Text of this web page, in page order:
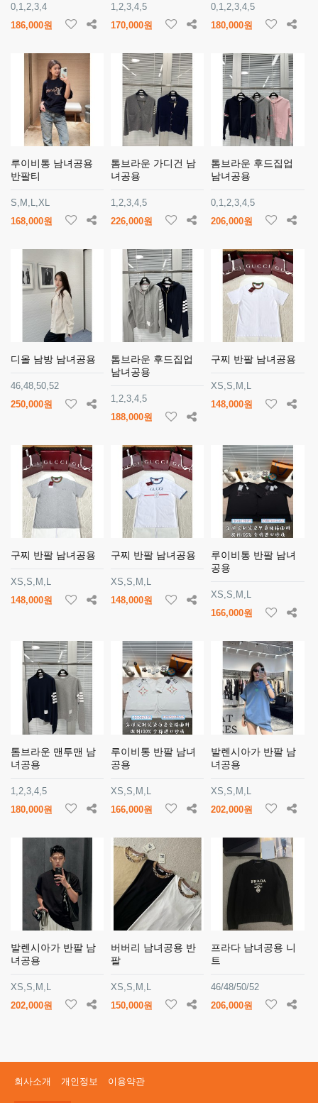
0,1,2,3,4
186,000원
1,2,3,4,5
170,000원
0,1,2,3,4,5
180,000원
루이비통 남녀공용
반팔티
S,M,L,XL
168,000원
톰브라운 가디건 남
녀공용
1,2,3,4,5
226,000원
톰브라운 후드집업
남녀공용
0,1,2,3,4,5
206,000원
디올 남방 남녀공용
46,48,50,52
250,000원
톰브라운 후드집업
남녀공용
1,2,3,4,5
188,000원
구찌 반팔 남녀공용
XS,S,M,L
148,000원
구찌 반팔 남녀공용
XS,S,M,L
148,000원
구찌 반팔 남녀공용
XS,S,M,L
148,000원
루이비통 반팔 남녀
공용
XS,S,M,L
166,000원
톰브라운 맨투맨 남
녀공용
1,2,3,4,5
180,000원
루이비통 반팔 남녀
공용
XS,S,M,L
166,000원
발렌시아가 반팔 남
녀공용
XS,S,M,L
202,000원
발렌시아가 반팔 남
녀공용
XS,S,M,L
202,000원
버버리 남녀공용 반
팔
XS,S,M,L
150,000원
프라다 남녀공용 니
트
46/48/50/52
206,000원
회사소개 개인정보 이용약관